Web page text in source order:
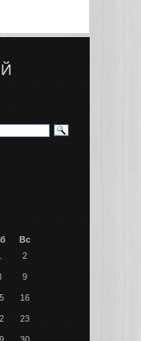
Вс
2
9
16
23